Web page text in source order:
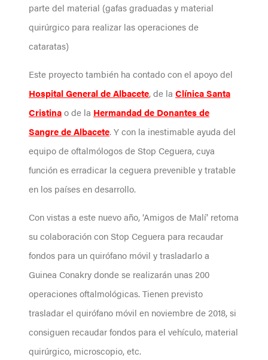
parte del material (gafas graduadas y material
quirúrgico para realizar las operaciones de
cataratas)
Este proyecto también ha contado con el apoyo del
Hospital General de Albacete, de la Clínica Santa
Cristinao de la Hermandad de Donantes de
Sangre de Albacete. Y con la inestimable ayuda del
equipo de oftalmólogos de Stop Ceguera, cuya
función es erradicar la ceguera prevenible y tratable
en los países en desarrollo.
Con vistas a este nuevo año, ‘Amigos de Malí’ retoma
su colaboración con Stop Ceguera para recaudar
fondos para un quirófano móvil y trasladarlo a
Guinea Conakry donde se realizarán unas 200
operaciones oftalmológicas. Tienen previsto
trasladar el quirófano móvil en noviembre de 2018, si
consiguen recaudar fondos para el vehículo, material
quirúrgico, microscopio, etc.